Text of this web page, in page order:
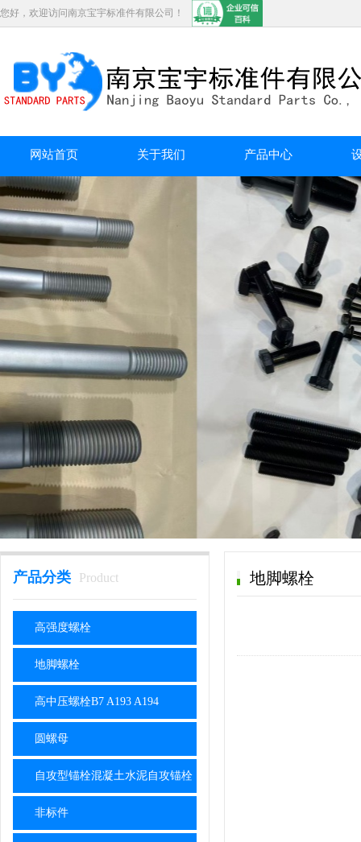
您好，欢迎访问南京宝宇标准件有限公司！
网站首页 关于我们 产品中心
产品分类 Product
高强度螺栓
地脚螺栓
高中压螺栓B7 A193 A194
圆螺母
自攻型锚栓混凝土水泥自攻锚栓
非标件
地脚螺栓